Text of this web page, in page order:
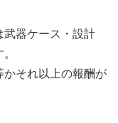
武器ケース・設計
かそれ以上の報酬が